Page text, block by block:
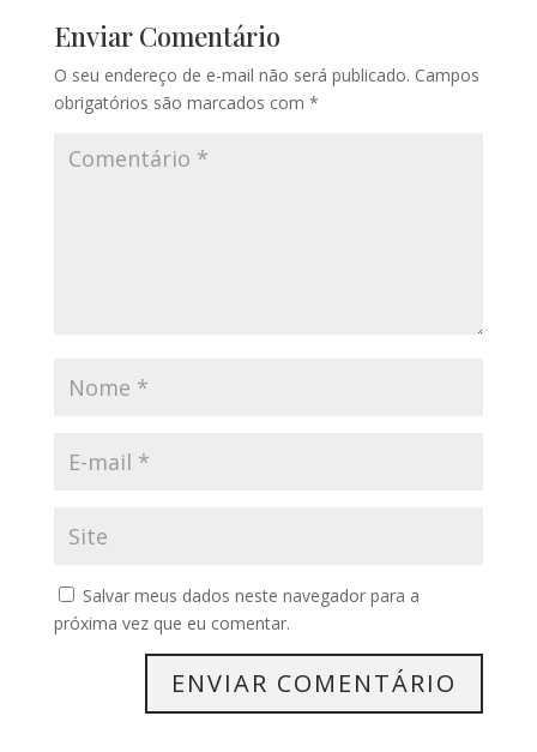
Enviar Comentário
O seu endereço de e-mail não será publicado. Campos
obrigatórios são marcados com *
Salvar meus dados neste navegador para a
próxima vez que eu comentar.